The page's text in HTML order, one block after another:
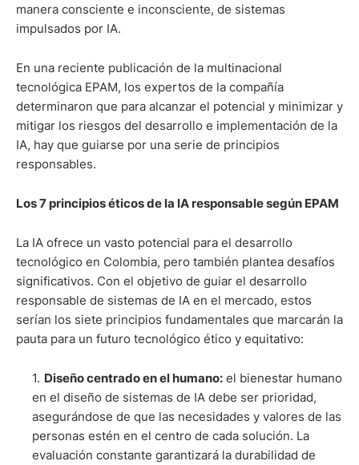
manera consciente e inconsciente, de sistemas
impulsados por IA.
En una reciente publicación de la multinacional
tecnológica EPAM, los expertos de la compañía
determinaron que para alcanzar el potencial y minimizar y
mitigar los riesgos del desarrollo e implementación de la
IA, hay que guiarse por una serie de principios
responsables.
Los 7 principios éticos de la IA responsable según EPAM
La IA ofrece un vasto potencial para el desarrollo
tecnológico en Colombia, pero también plantea desafíos
significativos. Con el objetivo de guiar el desarrollo
responsable de sistemas de IA en el mercado, estos
serían los siete principios fundamentales que marcarán la
pauta para un futuro tecnológico ético y equitativo:
Diseño centrado en el humano: el bienestar humano
en el diseño de sistemas de IA debe ser prioridad,
asegurándose de que las necesidades y valores de las
personas estén en el centro de cada solución. La
evaluación constante garantizará la durabilidad de